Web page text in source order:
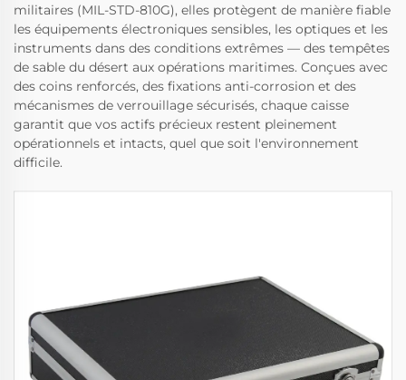
militaires (MIL-STD-810G), elles protègent de manière fiable
les équipements électroniques sensibles, les optiques et les
instruments dans des conditions extrêmes — des tempêtes
de sable du désert aux opérations maritimes. Conçues avec
des coins renforcés, des fixations anti-corrosion et des
mécanismes de verrouillage sécurisés, chaque caisse
garantit que vos actifs précieux restent pleinement
opérationnels et intacts, quel que soit l'environnement
difficile.